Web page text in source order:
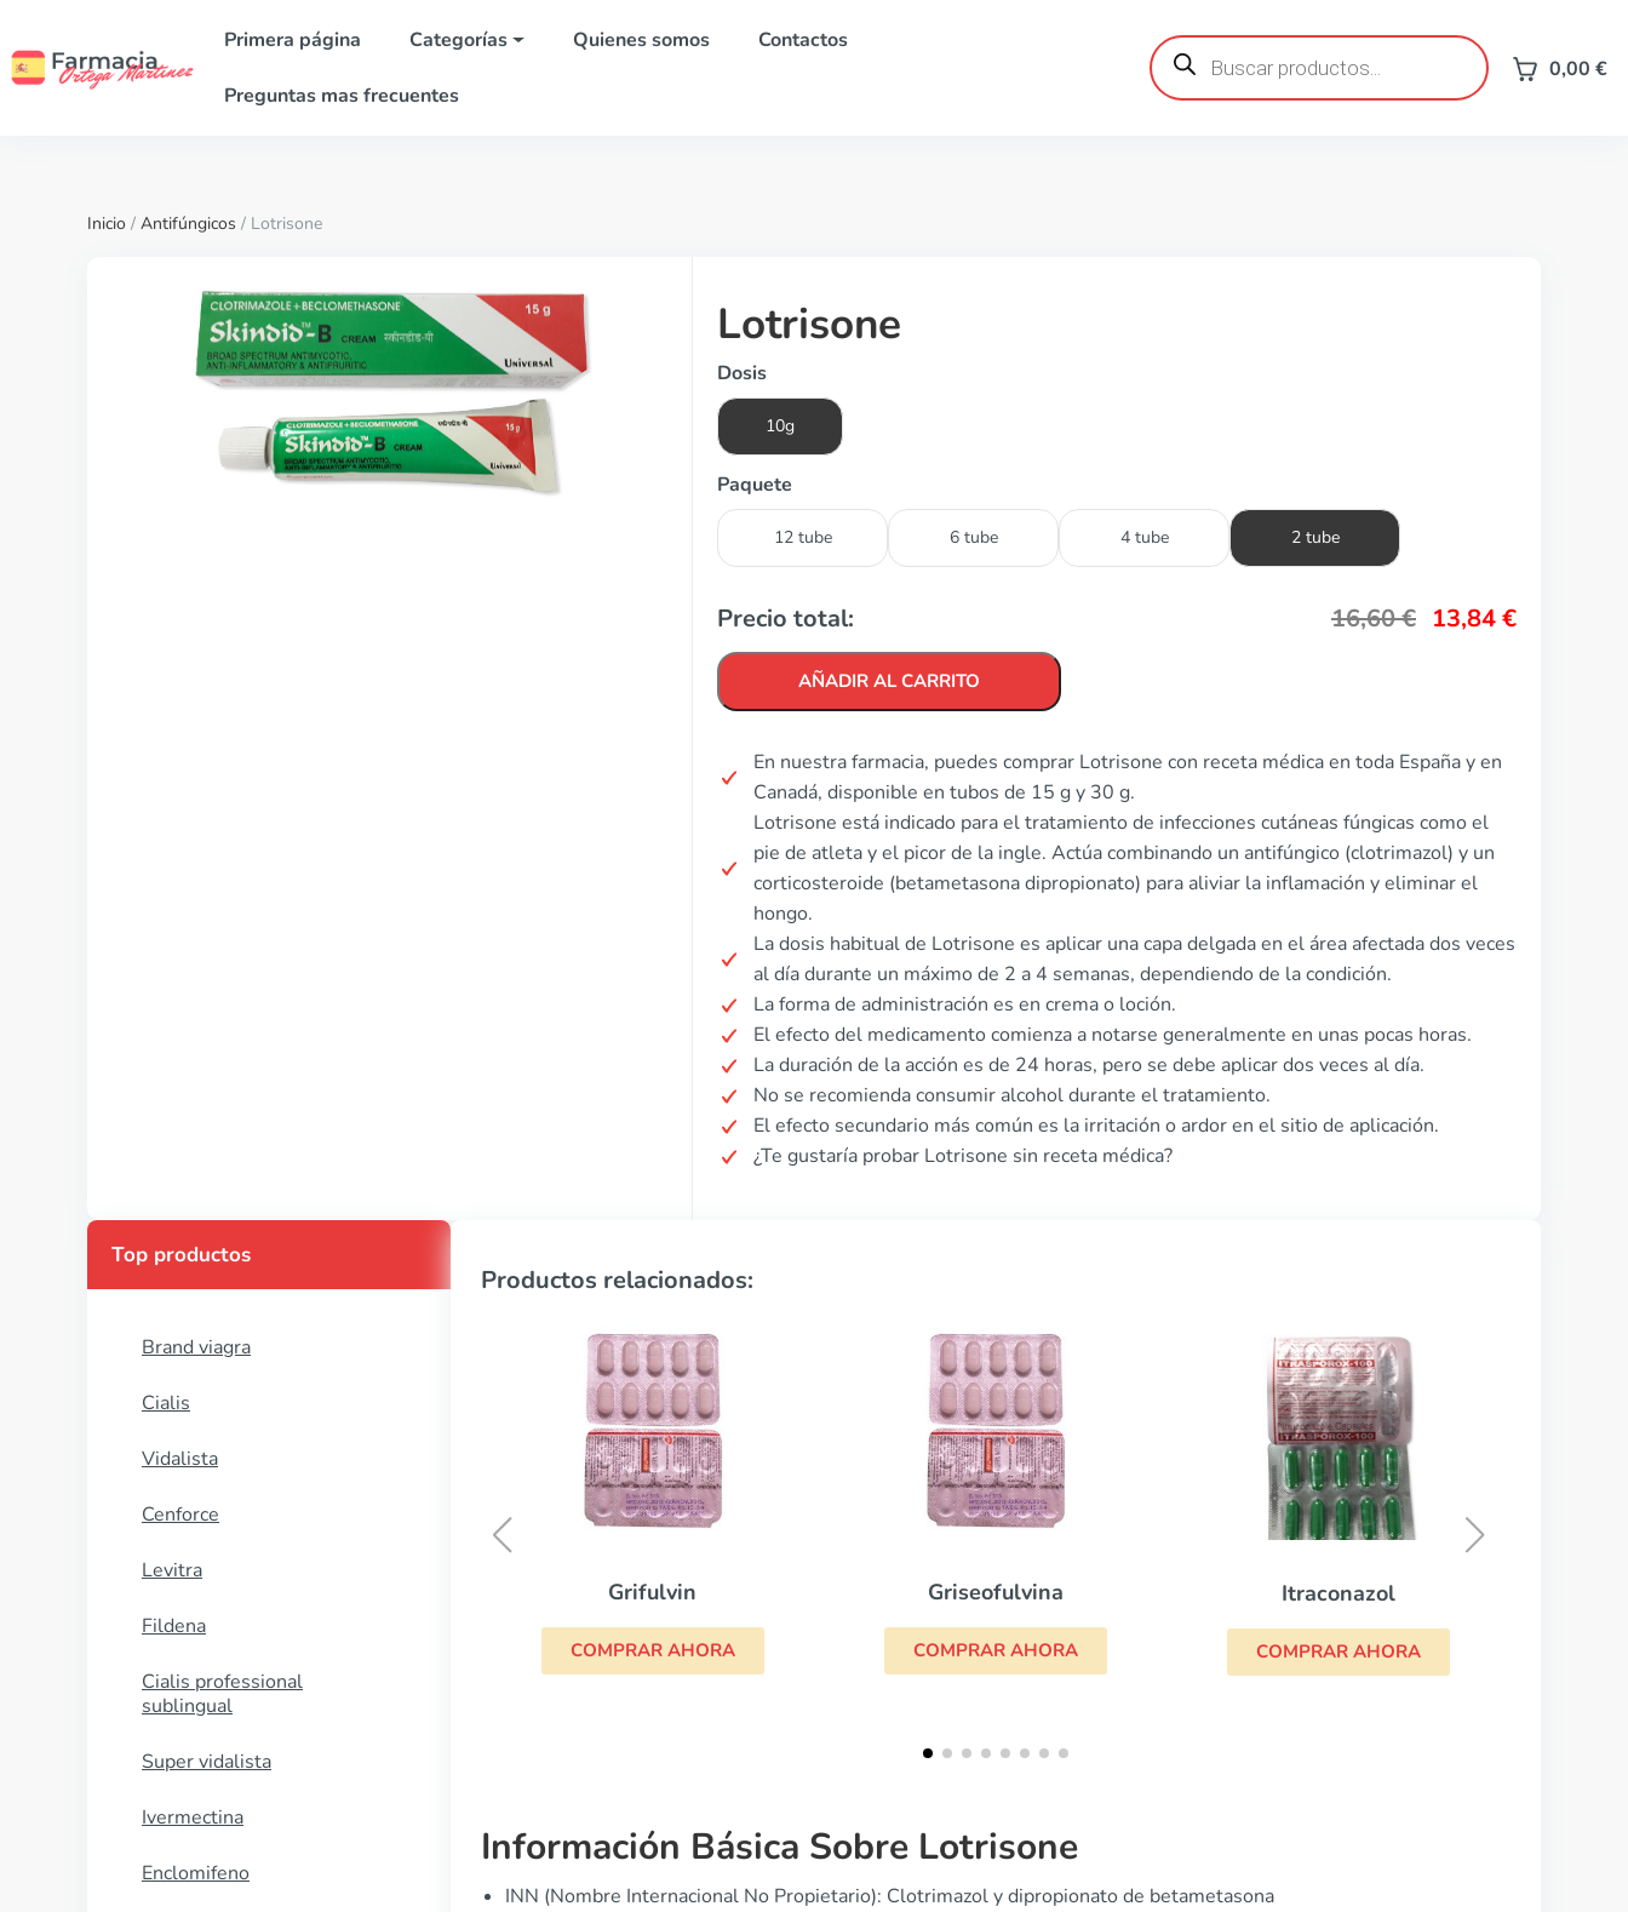
Primera página Categorías Quienes somos Contactos
Preguntas mas frecuentes
Búsqueda
de
productos 0,00 €
Inicio / Antifúngicos / Lotrisone
Lotrisone
Dosis
10g
Paquete
12 tube 6 tube 4 tube 2 tube
Precio total: 16,60€ 13,84€
AÑADIR AL CARRITO
En nuestra farmacia, puedes comprar Lotrisone con receta médica en toda España y en
Canadá, disponible en tubos de 15 g y 30 g.
Lotrisone está indicado para el tratamiento de infecciones cutáneas fúngicas como el
pie de atleta y el picor de la ingle. Actúa combinando un antifúngico (clotrimazol) y un
corticosteroide (betametasona dipropionato) para aliviar la inflamación y eliminar el
hongo.
La dosis habitual de Lotrisone es aplicar una capa delgada en el área afectada dos veces
al día durante un máximo de 2 a 4 semanas, dependiendo de la condición.
La forma de administración es en crema o loción.
El efecto del medicamento comienza a notarse generalmente en unas pocas horas.
La duración de la acción es de 24 horas, pero se debe aplicar dos veces al día.
No se recomienda consumir alcohol durante el tratamiento.
El efecto secundario más común es la irritación o ardor en el sitio de aplicación.
¿Te gustaría probar Lotrisone sin receta médica?
Top productos
Brand viagra
Cialis
Vidalista
Cenforce
Levitra
Fildena
Cialis professional
sublingual
Super vidalista
Ivermectina
Enclomifeno
Productos relacionados:
Griseofulvina
COMPRAR AHORA
Itraconazol
COMPRAR AHORA
Vfend
COMPRAR AHORA
Información Básica Sobre Lotrisone
INN (Nombre Internacional No Propietario): Clotrimazol y dipropionato de betametasona